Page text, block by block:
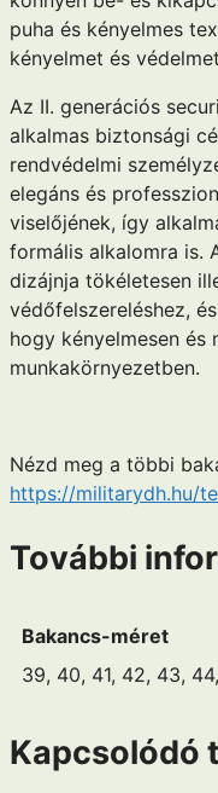
puha és kényelmes
kényelmet és
Az II. generációs
alkalmas biztonsági
rendvédelmi
elegáns és
viselőjének, így
formális alkalomra is.
dizájnja tökéletesen
védőfelszereléshez,
hogy kényelmesen és
munkakörnyezetben.
Nézd meg a többi
https://militarydh.hu/
További
Bakancs-méret
39, 40, 41, 42, 43,
Kapcsolódó